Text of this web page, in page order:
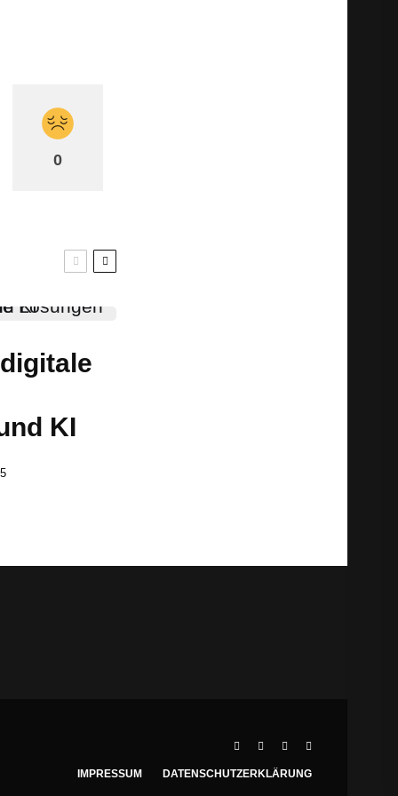
0
KI
IMPRESSUM DATENSCHUTZERKLÄRUNG